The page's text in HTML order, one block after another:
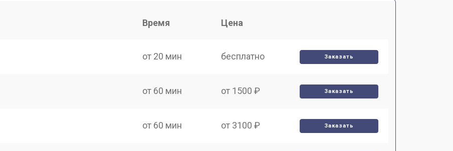
Время Цена
от 20 мин бесплатно Заказать
от 60 мин от 1500 ₽ Заказать
от 60 мин от 3100 ₽ Заказать